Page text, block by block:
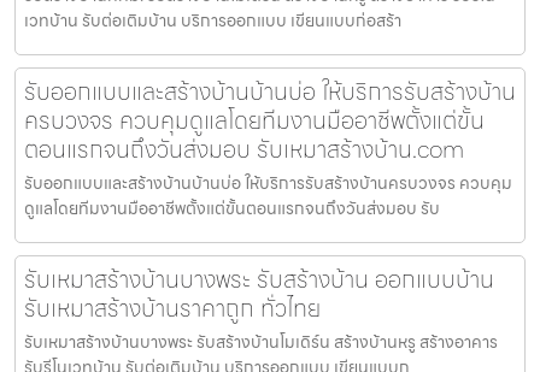
เวทบ้าน รับต่อเติมบ้าน บริการออกแบบ เขียนแบบก่อสร้า
รับออกแบบและสร้างบ้านบ้านบ่อ ให้บริการรับสร้างบ้าน
ครบวงจร ควบคุมดูแลโดยทีมงานมืออาชีพตั้งแต่ขั้น
ตอนแรกจนถึงวันส่งมอบ รับเหมาสร้างบ้าน.com
รับออกแบบและสร้างบ้านบ้านบ่อ ให้บริการรับสร้างบ้านครบวงจร ควบคุม
ดูแลโดยทีมงานมืออาชีพตั้งแต่ขั้นตอนแรกจนถึงวันส่งมอบ รับ
รับเหมาสร้างบ้านบางพระ รับสร้างบ้าน ออกแบบบ้าน
รับเหมาสร้างบ้านราคาถูก ทั่วไทย
รับเหมาสร้างบ้านบางพระ รับสร้างบ้านโมเดิร์น สร้างบ้านหรู สร้างอาคาร